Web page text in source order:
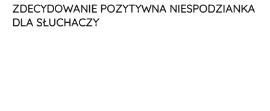
ZDECYDOWANIE POZYTYWNA NIESPODZIANKA
DLA SŁUCHACZY